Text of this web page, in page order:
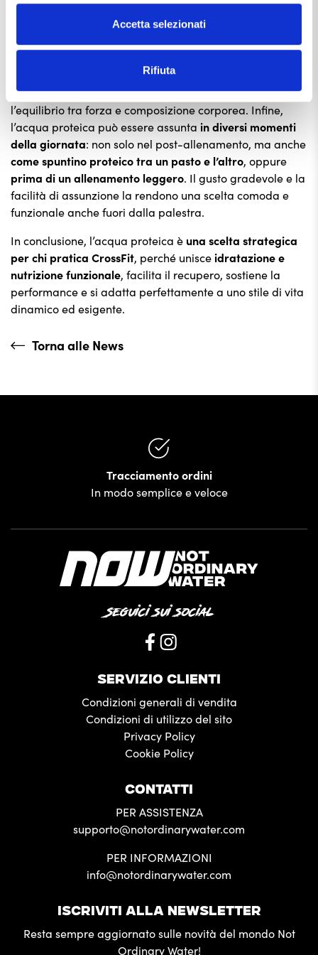
Accetta selezionati
Rifiuta
Un ulteriore vantaggio è il suo ruolo nelmantenimento
della massa magra. In discipline come il CrossFit, che
richiedono potenza, velocità e resistenza, è
appesantire l’organismo. Un’assunzione regolare di
proteine aiuta in tal senso, contribuendo a mantenere
l’equilibrio tra forza e composizione corporea. Infine,
l’acqua proteica può essere assunta in diversi momenti
della giornata: non solo nel post-allenamento, ma anche
come spuntino proteico tra un pasto e l’altro, oppure
prima di un allenamento leggero. Il gusto gradevole e la
facilità di assunzione la rendono una scelta comoda e
funzionale anche fuori dalla palestra.
In conclusione, l’acqua proteica è una scelta strategica
per chi pratica CrossFit, perché unisceidratazione e
nutrizione funzionale, facilita il recupero, sostiene la
performance e si adatta perfettamente a uno stile di vita
dinamico ed esigente.
Torna alle News
Tracciamento ordini
In modo semplice e veloce
Seguici sui social
SERVIZIO CLIENTI
Condizioni generali di vendita
Condizioni di utilizzo del sito
Privacy Policy
Cookie Policy
CONTATTI
PER ASSISTENZA
supporto@notordinarywater.com
PER INFORMAZIONI
info@notordinarywater.com
ISCRIVITI ALLA NEWSLETTER
Resta sempre aggiornato sulle novità del mondo Not
Ordinary Water!